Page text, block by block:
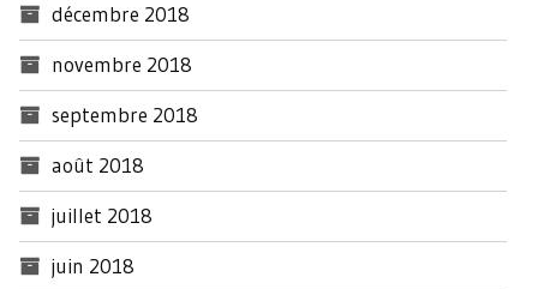
décembre 2018
novembre 2018
septembre 2018
août 2018
juillet 2018
juin 2018